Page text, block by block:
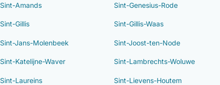
Sint-Amands Sint-Genesius-Rode
Sint-Gillis Sint-Gillis-Waas
Sint-Jans-Molenbeek Sint-Joost-ten-Node
Sint-Katelijne-Waver Sint-Lambrechts-Woluwe
Sint-Laureins Sint-Lievens-Houtem